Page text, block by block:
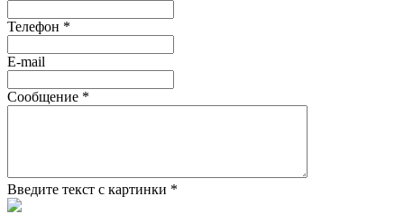
Телефон *
E-mail
Сообщение *
Введите текст с картинки *